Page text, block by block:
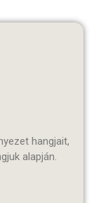
hangjait,
alapján.